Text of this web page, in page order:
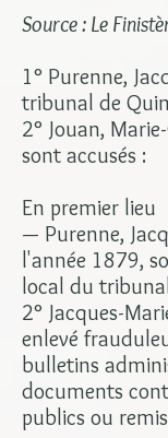
Source : Le
1° Purenne,
tribunal de
2° Jouan,
sont accusés :
En premier lieu
— Purenne,
l'année 1879,
local du
2° Jacques-
enlevé
bulletins
documents
publics ou